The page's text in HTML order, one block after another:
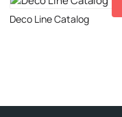
Скачать
Deco Line Catalog